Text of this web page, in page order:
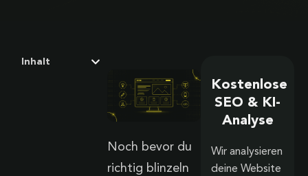
Inhalt
Noch bevor du
richtig blinzeln
Kostenlose
SEO & KI-
Analyse
Wir analysieren
deine Website